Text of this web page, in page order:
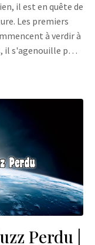
il est en quête de
Les premiers
à verdir à
il s'agenouille p…
Perdu |